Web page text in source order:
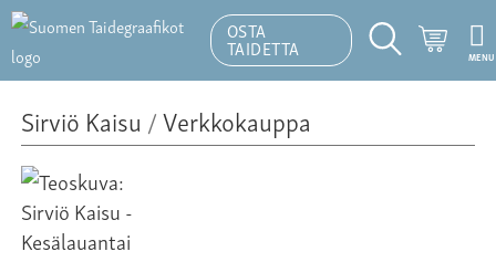
OSTA
TAIDETTA
Hakutoiminto
MENU
Sirviö Kaisu /Verkkokauppa